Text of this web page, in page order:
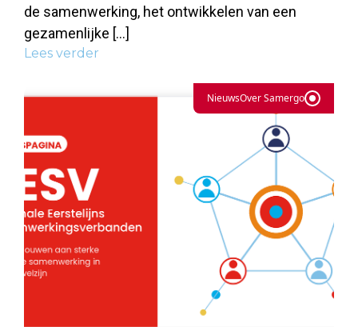
de samenwerking, het ontwikkelen van een
gezamenlijke […]
Lees verder
NieuwsOver Samergo